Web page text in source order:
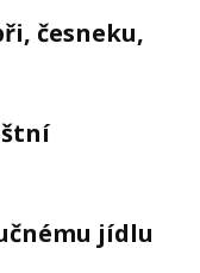
česneku,
jídlu